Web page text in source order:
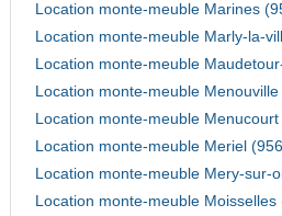
Location monte-meuble Marines
Location monte-meuble Marly-la-
Location monte-meuble
Location monte-meuble
Location monte-meuble
Location monte-meuble Meriel
Location monte-meuble Mery-sur-
Location monte-meuble Moisselles